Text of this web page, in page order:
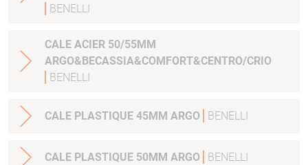
BENELLI
CALE ACIER 50/55MM
ARGO&BECASSIA&COMFORT&CENTRO/CRIO
BENELLI
CALE PLASTIQUE 45MM ARGO BENELLI
CALE PLASTIQUE 50MM ARGO BENELLI